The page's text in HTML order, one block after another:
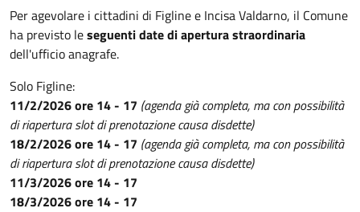
Per agevolare i cittadini di Figline e Incisa Valdarno, il Comune
ha previsto leseguenti date di apertura straordinaria
dell'ufficio anagrafe.
Solo Figline:
11/2/2026 ore 14 - 17 (agenda già completa, ma con possibilità
di riapertura slot di prenotazione causa disdette)
18/2/2026 ore 14 - 17 (agenda già completa, ma con possibilità
di riapertura slot di prenotazione causa disdette)
11/3/2026 ore 14 - 17
18/3/2026 ore 14 - 17